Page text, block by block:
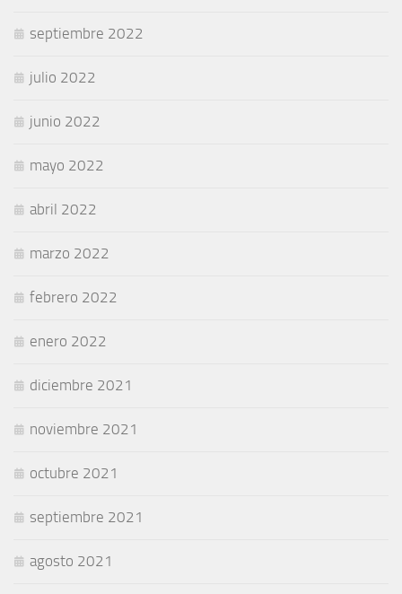
septiembre 2022
julio 2022
junio 2022
mayo 2022
abril 2022
marzo 2022
febrero 2022
enero 2022
diciembre 2021
noviembre 2021
octubre 2021
septiembre 2021
agosto 2021